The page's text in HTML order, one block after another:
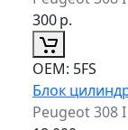
300р.
ОЕМ: 5FS
Блок
Peugeot 308